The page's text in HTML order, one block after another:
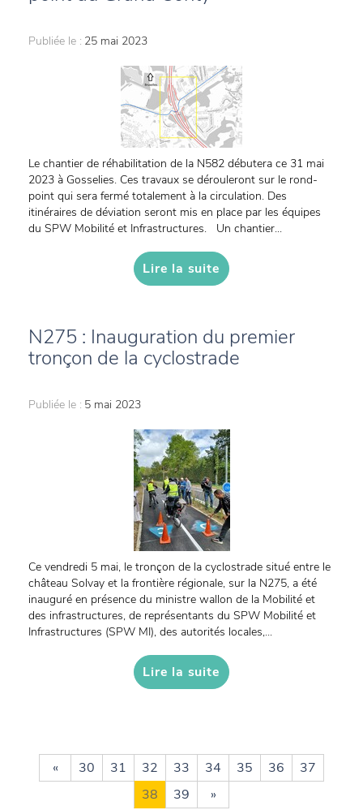
Publiée le : 25 mai 2023
Le chantier de réhabilitation de la N582 débutera ce 31 mai
2023 à Gosselies. Ces travaux se dérouleront sur le rond-
point qui sera fermé totalement à la circulation. Des
itinéraires de déviation seront mis en place par les équipes
du SPW Mobilité et Infrastructures. Un chantier...
Lire la suite
N275 : Inauguration du premier
tronçon de la cyclostrade
Publiée le : 5 mai 2023
Ce vendredi 5 mai, le tronçon de la cyclostrade situé entre le
château Solvay et la frontière régionale, sur la N275, a été
inauguré en présence du ministre wallon de la Mobilité et
des infrastructures, de représentants du SPW Mobilité et
Infrastructures (SPW MI), des autorités locales,...
Lire la suite
« 30 31 32 33 34 35 36
37
38
39 »